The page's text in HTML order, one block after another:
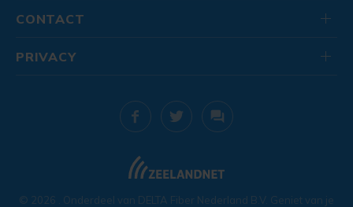
CONTACT
© 2026 . Onderdeel van DELTA Fiber Nederland B.V. Geniet van je
PRIVACY